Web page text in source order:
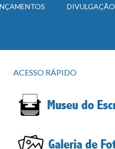
DIVULGAÇÃO
ACESSO RÁPIDO